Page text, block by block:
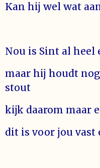
Kan hij wel wat
Nou is Sint al heel
maar hij houdt
stout
kijk daarom maar
dit is voor jou vast